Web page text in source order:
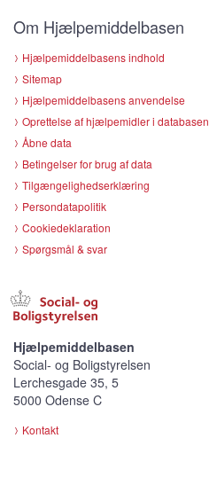
Om Hjælpemiddelbasen
Hjælpemiddelbasens indhold
Sitemap
Hjælpemiddelbasens anvendelse
Oprettelse af hjælpemidler i databasen
Åbne data
Betingelser for brug af data
Tilgængelighedserklæring
Persondatapolitik
Cookiedeklaration
Spørgsmål & svar
Hjælpemiddelbasen
Social- og Boligstyrelsen
Lerchesgade 35, 5
5000 Odense C
Kontakt